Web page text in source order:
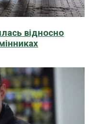
відносно